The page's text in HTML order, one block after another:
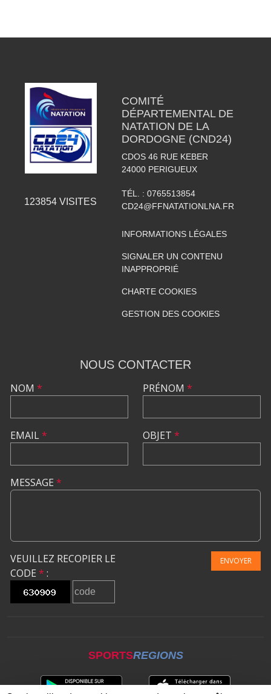
123854 VISITES
COMITÉ
DÉPARTEMENTAL DE
NATATION DE LA
DORDOGNE (CND24)
CDOS 46 RUE KEBER
24000 PERIGUEUX
TÉL. : 0765513854
CD24@FFNATATIONLNA.FR
INFORMATIONS LÉGALES
SIGNALER UN CONTENU
INAPPROPRIÉ
CHARTE COOKIES
GESTION DES COOKIES
NOUS CONTACTER
NOM *
EMAIL*
PRÉNOM *
OBJET *
MESSAGE *
VEUILLEZ RECOPIER LE
CODE * :
ENVOYER
SPORTSREGIONS